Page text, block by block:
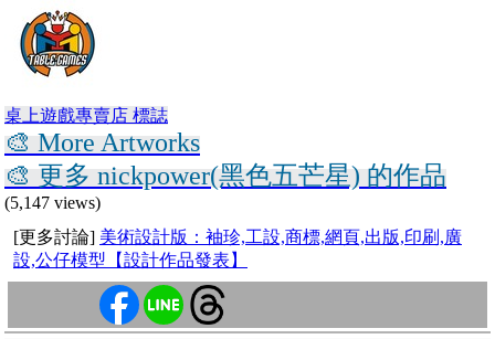
桌上遊戲專賣店 標誌
🎨 More Artworks
🎨 更多 nickpower(黑色五芒星) 的作品
(5,147 views)
[更多討論] 美術設計版：袖珍,工設,商標,網頁,出版,印刷,廣
設,公仔模型【設計作品發表】